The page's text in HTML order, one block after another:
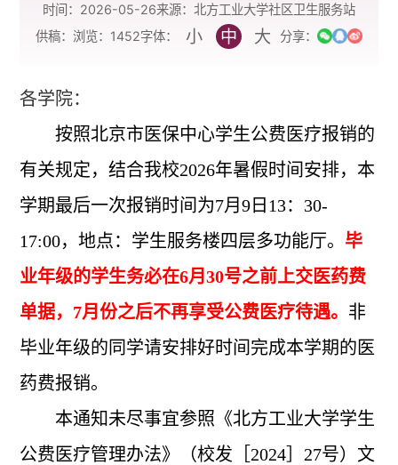
时间：2026-05-26来源：北方工业大学社区卫生服务站
供稿： 浏览： 1452字体： 小 中 大 分享：
各学院：
按照北京市医保中心学生公费医疗报销的
有关规定，结合我校2026年暑假时间安排，本
学期最后一次报销时间为7月9 日 13： 30-
17:00，地点：学生服务楼四层多功能厅。 毕
业年级的学生务必在6月30号之前上交医药费
单据， 7月份之后不再享受公费医疗待遇。 非
毕业年级的同学请安排好时间完成本学期的医
药费报销。
本通知未尽事宜参照《北方工业大学学生
公费医疗管理办法》（校发［ 2024 27号）文